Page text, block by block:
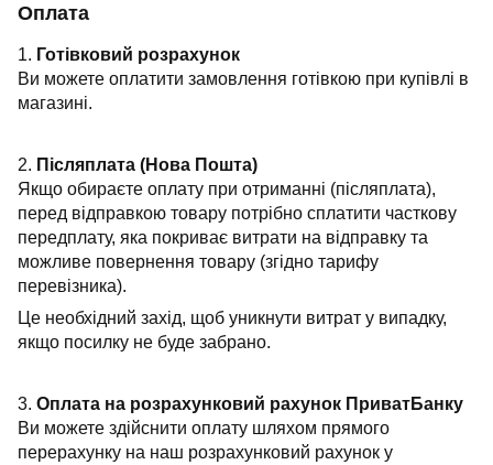
Оплата
1. Готівковий розрахунок
Ви можете оплатити замовлення готівкою при купівлі в
магазині.
2. Післяплата (Нова Пошта)
Якщо обираєте оплату при отриманні (післяплата),
перед відправкою товару потрібно сплатити часткову
передплату, яка покриває витрати на відправку та
можливе повернення товару (згідно тарифу
перевізника).
Це необхідний захід, щоб уникнути витрат у випадку,
якщо посилку не буде забрано.
3. Оплата на розрахунковий рахунок ПриватБанку
Ви можете здійснити оплату шляхом прямого
перерахунку на наш розрахунковий рахунок у